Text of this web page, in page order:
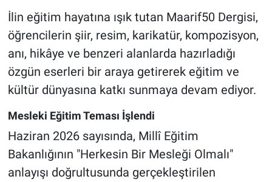
İlin eğitim hayatına ışık tutan Maarif50 Dergisi,
öğrencilerin şiir, resim, karikatür, kompozisyon,
anı, hikâye ve benzeri alanlarda hazırladığı
özgün eserleri bir araya getirerek eğitim ve
kültür dünyasına katkı sunmaya devam ediyor.
Mesleki Eğitim Teması İşlendi
Haziran 2026 sayısında, Millî Eğitim
Bakanlığının "Herkesin Bir Mesleği Olmalı"
anlayışı doğrultusunda gerçekleştirilen
Genel
Asayiş
Kültür - Sanat
Magazin